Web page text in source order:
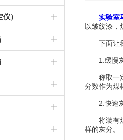
） 实验室
以皱纹漆，
下面让我
1.缓慢
称取一定
分数作为煤
2.快速
将装有煤
样的灰分。